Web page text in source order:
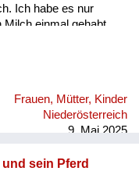
Ich habe es nur
Milch einmal gehabt
Frauen, Mütter, Kinder
Niederösterreich
9. Mai 2025
sein Pferd